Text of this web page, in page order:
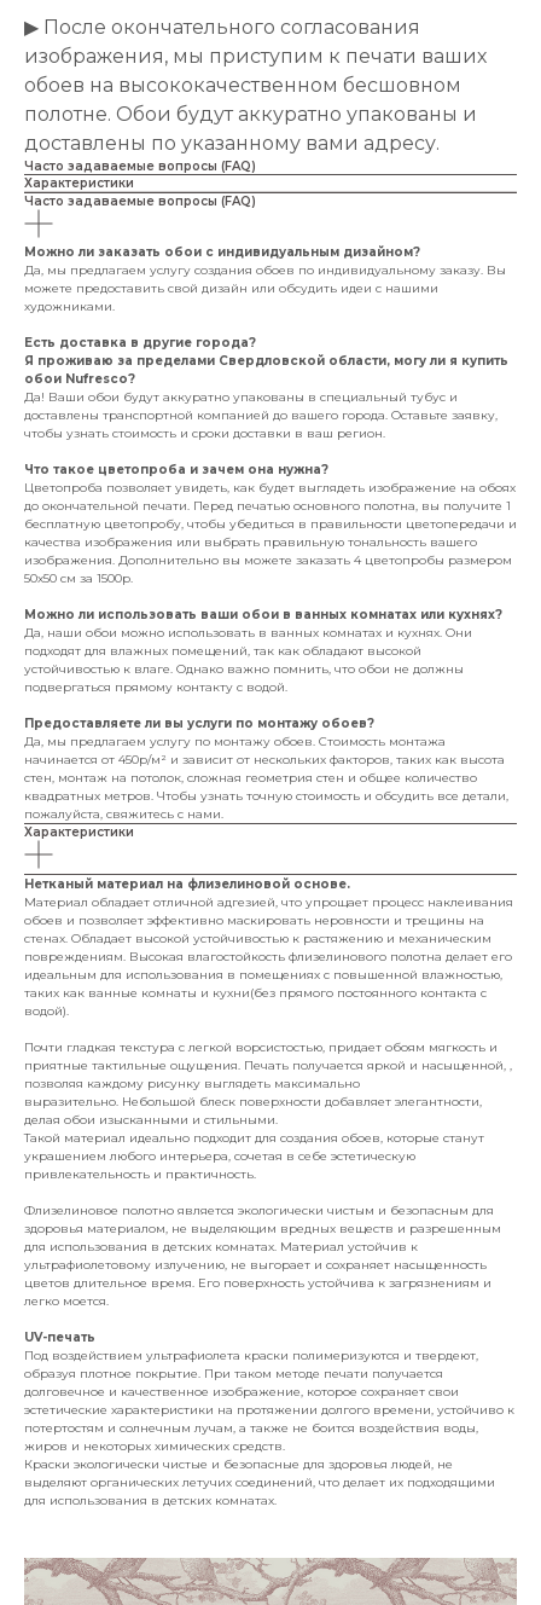
▶ После окончательного согласования
изображения, мы приступим к печати ваших
обоев на высококачественном бесшовном
полотне. Обои будут аккуратно упакованы и
доставлены по указанному вами адресу.
Часто задаваемые вопросы (FAQ)
Характеристики
Часто задаваемые вопросы (FAQ)
Можно ли заказать обои с индивидуальным дизайном?
Да, мы предлагаем услугу создания обоев по индивидуальному заказу. Вы
можете предоставить свой дизайн или обсудить идеи с нашими
художниками.
Есть доставка в другие города?
Я проживаю за пределами Свердловской области, могу ли я купить
обои Nufresco?
Да! Ваши обои будут аккуратно упакованы в специальный тубус и
доставлены транспортной компанией до вашего города. Оставьте заявку,
чтобы узнать стоимость и сроки доставки в ваш регион.
Что такое цветопроба и зачем она нужна?
Цветопроба позволяет увидеть, как будет выглядеть изображение на обоях
до окончательной печати. Перед печатью основного полотна, вы получите 1
бесплатную цветопробу, чтобы убедиться в правильности цветопередачи и
качества изображения или выбрать правильную тональность вашего
изображения. Дополнительно вы можете заказать 4 цветопробы размером
50х50 см за 1500р.
Можно ли использовать ваши обои в ванных комнатах или кухнях?
Да, наши обои можно использовать в ванных комнатах и кухнях. Они
подходят для влажных помещений, так как обладают высокой
устойчивостью к влаге. Однако важно помнить, что обои не должны
подвергаться прямому контакту с водой.
Предоставляете ли вы услуги по монтажу обоев?
Да, мы предлагаем услугу по монтажу обоев. Стоимость монтажа
начинается от 450р/м² и зависит от нескольких факторов, таких как высота
стен, монтаж на потолок, сложная геометрия стен и общее количество
квадратных метров. Чтобы узнать точную стоимость и обсудить все детали,
пожалуйста, свяжитесь с нами.
Характеристики
Нетканый материал на флизелиновой основе.
Материал обладает отличной адгезией, что упрощает процесс наклеивания
обоев и позволяет эффективно маскировать неровности и трещины на
стенах. Обладает высокой устойчивостью к растяжению и механическим
повреждениям. Высокая влагостойкость флизелинового полотна делает его
идеальным для использования в помещениях с повышенной влажностью,
таких как ванные комнаты и кухни(без прямого постоянного контакта с
водой).
Почти гладкая текстура с легкой ворсистостью, придает обоям мягкость и
приятные тактильные ощущения. Печать получается яркой и насыщенной, ,
позволяя каждому рисунку выглядеть максимально
выразительно. Небольшой блеск поверхности добавляет элегантности,
делая обои изысканными и стильными.
Такой материал идеально подходит для создания обоев, которые станут
украшением любого интерьера, сочетая в себе эстетическую
привлекательность и практичность.
Флизелиновое полотно является экологически чистым и безопасным для
здоровья материалом, не выделяющим вредных веществ и разрешенным
для использования в детских комнатах. Материал устойчив к
ультрафиолетовому излучению, не выгорает и сохраняет насыщенность
цветов длительное время. Его поверхность устойчива к загрязнениям и
легко моется.
UV-печать
Под воздействием ультрафиолета краски полимеризуются и твердеют,
образуя плотное покрытие. При таком методе печати получается
долговечное и качественное изображение, которое сохраняет свои
эстетические характеристики на протяжении долгого времени, устойчиво к
потертостям и солнечным лучам, а также не боится воздействия воды,
жиров и некоторых химических средств.
Краски экологически чистые и безопасные для здоровья людей, не
выделяют органических летучих соединений, что делает их подходящими
для использования в детских комнатах.